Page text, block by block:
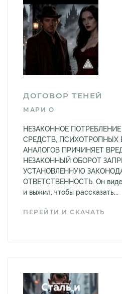
ДОГОВОР ТЕНЕЙ
МАРИ О
НЕЗАКОННОЕ
СРЕДСТВ, ПСИХОТРОПНЫХ
АНАЛОГОВ ПРИЧИНЯЕТ
НЕЗАКОННЫЙ ОБОРОТ
УСТАНОВЛЕННУЮ
ОТВЕТСТВЕННОСТЬ. Он
и выжил, чтобы рассказать...
ПЕРЕЙТИ И СКАЧАТЬ